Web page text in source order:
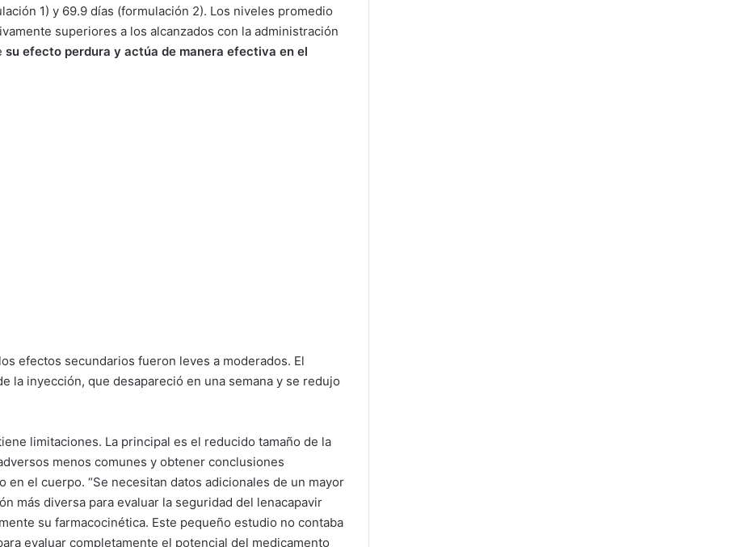
1) y 69.9 días (formulación 2). Los niveles promedio
superiores a los alcanzados con la administración
su efecto perdura y actúa de manera efectiva en el
efectos secundarios fueron leves a moderados. El
la inyección, que desapareció en una semana y se redujo
limitaciones. La principal es el reducido tamaño de la
menos comunes y obtener conclusiones
el cuerpo. “Se necesitan datos adicionales de un mayor
más diversa para evaluar la seguridad del lenacapavir
su farmacocinética. Este pequeño estudio no contaba
evaluar completamente el potencial del medicamento